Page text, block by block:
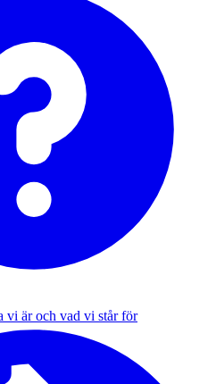
vi är och vad vi står för